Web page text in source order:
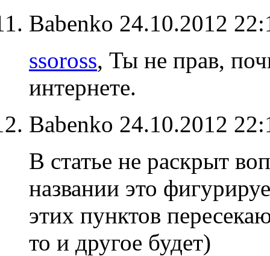
Babenko 24.10.2012
ssoross, Ты не прав,
интернете.
Babenko 24.10.2012
В статье не раскрыт
названии это
этих пунктов
то и другое будет)